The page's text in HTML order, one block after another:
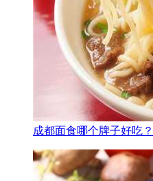
成都面食哪个牌子好吃？